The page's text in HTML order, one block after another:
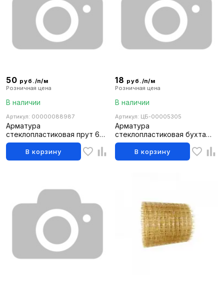
50 руб./п/м
Розничная цена
В наличии
Артикул: 00000088987
Арматура
стеклопластиковая прут 6м/
ф12
В корзину
18 руб./п/м
Розничная цена
В наличии
Артикул: ЦБ-00005305
Арматура
стеклопластиковая бухта
50м/ф 6
В корзину